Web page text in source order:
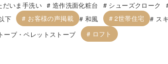
だいま手洗い 造作洗面化粧台 シューズクローク
下 お客様の声掲載 和風 2世帯住宅 ス
ーブ・ペレットストーブ
ロフト